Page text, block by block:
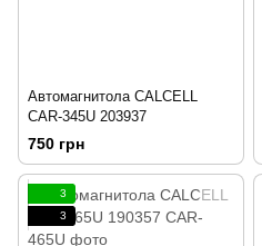
Автомагнитола CALCELL
CAR-345U 203937
750 грн
3
3